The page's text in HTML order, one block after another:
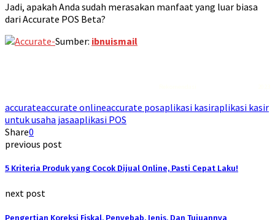
Jadi, apakah Anda sudah merasakan manfaat yang luar biasa
dari Accurate POS Beta?
Sumber: ibnuismail
accurateaccurate onlineaccurate posaplikasi kasiraplikasi kasir
untuk usaha jasaaplikasi POS
Share0
previous post
5 Kriteria Produk yang Cocok Dijual Online, Pasti Cepat Laku!
next post
Pengertian Koreksi Fiskal, Penyebab, Jenis, Dan Tujuannya